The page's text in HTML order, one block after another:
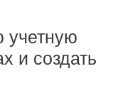
учетную
и создать